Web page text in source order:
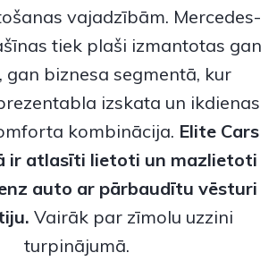
vajadzībām. Mercedes-
tiek plaši izmantotas gan
gan biznesa segmentā, kur
izskata un ikdienas
kombinācija. Elite Cars
ir atlasīti lietoti un mazlietoti
auto ar pārbaudītu vēsturi
Vairāk par zīmolu uzzini
turpinājumā.